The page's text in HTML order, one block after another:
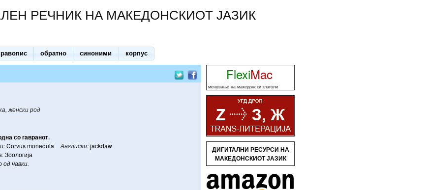
РЕЧНИК НА МАКЕДОНСКИОТ ЈАЗИК
обратно синоними корпус
женски род
согавранот.
Corvus monedula Англиски:jackdaw
Зоологија
одчавки.
FlexiMac
менување на македонски глаголи
ДИГИТАЛНИ РЕСУРСИ НА
МАКЕДОНСКИОТ ЈАЗИК